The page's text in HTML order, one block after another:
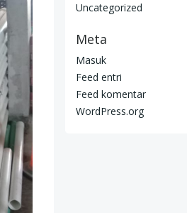
Uncategorized
Meta
Masuk
Feed entri
Feed komentar
WordPress.org